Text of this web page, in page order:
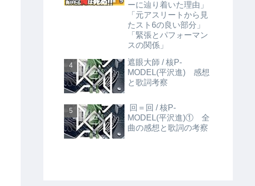
ーに辿り着いた理由」
「元アスリートから見
たスト6の良い部分」
「緊張とパフォーマン
スの関係」
遮眼大師 / 核P-
MODEL(平沢進) 感想
と歌詞考察
回＝回 / 核P-
MODEL(平沢進)① 全
曲の感想と歌詞の考察